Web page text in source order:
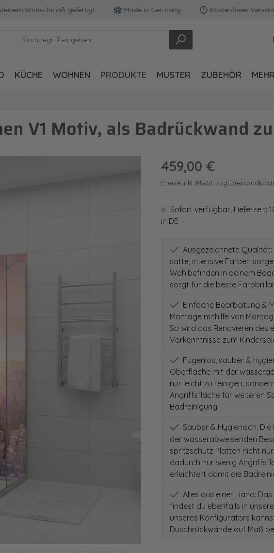
Wunschmaß gefertigt Made in Germany Kostenfreier Versand
KÜCHE WOHNEN PRODUKTE MUSTER ZUBEHÖR
V1 Motiv, als Badrückwand
Regulärer Preis:
459,00 €
Preise inkl. MwSt. zzgl.
Sofort verfügbar, Lieferzeit:
in DE
Ausgezeichnete
satte, intensive Farben
Wohlbefinden in deinem
sorgt für die beste
Einfache Bearbeitung &
Montage mithilfe von
So wird das Renovieren des
Vorkenntnisse zum
Fugenlos, sauber &
Oberfläche mit der
nur leicht zu reinigen,
Angriffsfläche für weiteren
Badreinigung
Sauber & Hygienisch:
der wasserabweisenden
spritzschutz Platten nicht
dadurch nur wenig
erleichtert damit die
Alles aus einer Hand:
findest du ebenfalls in
unseres Konfigurators
Duschrückwände auf Maß